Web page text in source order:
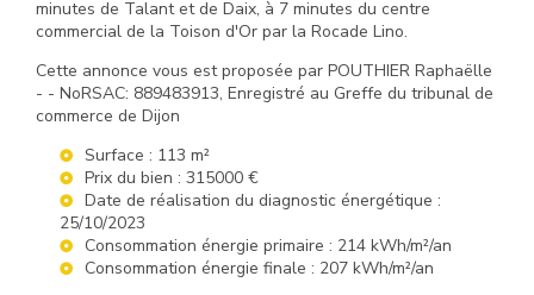
minutes de Talant et de Daix, à 7 minutes du centre
commercial de la Toison d'Or par la Rocade Lino.
Cette annonce vous est proposée par POUTHIER Raphaëlle
- - NoRSAC: 889483913, Enregistré au Greffe du tribunal de
commerce de Dijon
Surface : 113 m²
Prix du bien : 315000 €
Date de réalisation du diagnostic énergétique :
25/10/2023
Consommation énergie primaire : 214 kWh/m²/an
Consommation énergie finale : 207 kWh/m²/an